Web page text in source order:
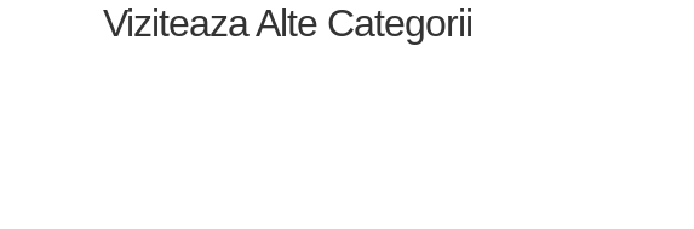
Viziteaza Alte Categorii